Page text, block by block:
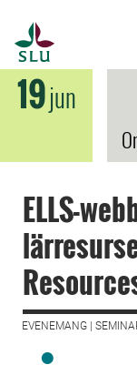
19jun
ELLS-
EVENEMANG |